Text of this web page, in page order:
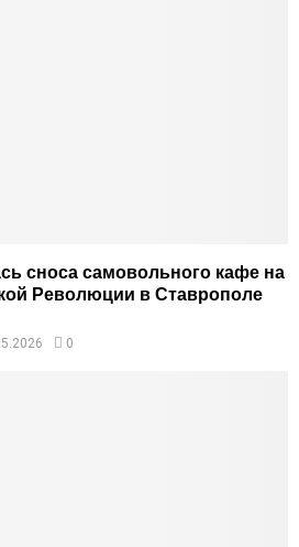
сноса самовольного кафе на
Революции в Ставрополе
0